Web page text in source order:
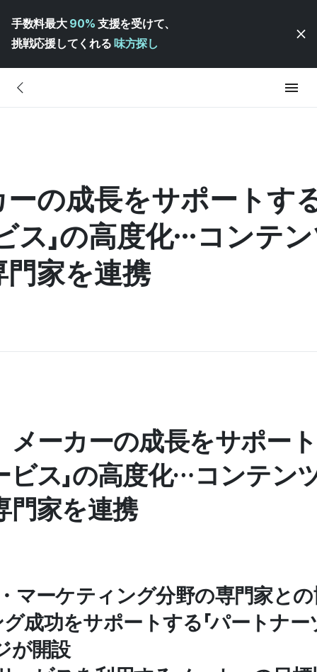
手数料最大 90% 支援を受けて、
挑戦応援してくれる 味方探し
の成長をサポートす
ス」の高度化…コンテ
家を連携
ーカーの成長をサポート
ビス」の高度化…コンテン
門家を連携
マーケティング分野の専門家と
成功をサポートする「パートナー
が開設